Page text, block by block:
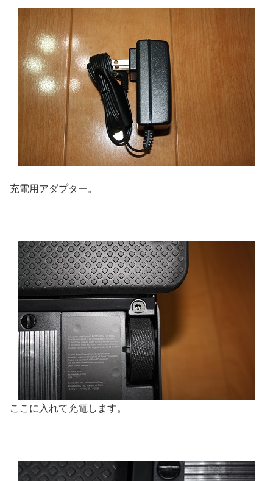
充電用アダプター。
ここに入れて充電します。